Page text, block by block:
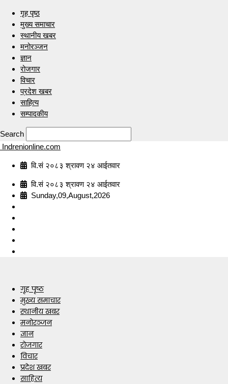
गृह पृष्ठ
मुख्य समाचार
स्थानीय खबर
मनोरञ्जन
ज्ञान
रोजगार
विचार
प्रदेश खबर
साहित्य
सम्पादकीय
Search
Indrenionline.com
वि.सं २०८३ श्रावण २४ आईतवार
वि.सं २०८३ श्रावण २४ आईतवार
Sunday,09,August,2026
गृह पृष्ठ
मुख्य समाचार
स्थानीय खबर
मनोरञ्जन
ज्ञान
रोजगार
विचार
प्रदेश खबर
साहित्य